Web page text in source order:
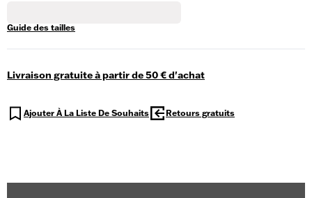
Guide des tailles
Livraison gratuite à partir de 50 € d'achat
Ajouter À La Liste De Souhaits Retours gratuits